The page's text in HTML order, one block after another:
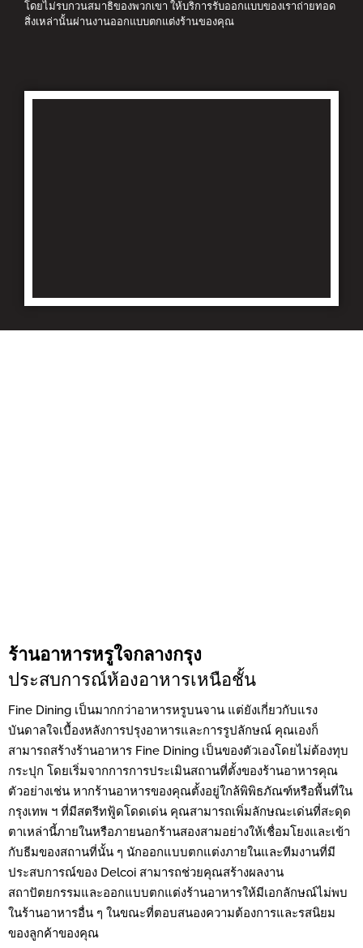
โดยไม่รบกวนสมาธิของพวกเขา ให้บริการรับออกแบบของเราถ่ายทอด
สิ่งเหล่านั้นผ่านงานออกแบบตกแต่งร้านของคุณ
ร้านอาหารหรูใจกลางกรุง
ประสบการณ์ห้องอาหารเหนือชั้น
Fine Dining เป็นมากกว่าอาหารหรูบนจาน แต่ยังเกี่ยวกับแรง
บันดาลใจเบื้องหลังการปรุงอาหารและการรูปลักษณ์ คุณเองก็
สามารถสร้างร้านอาหาร Fine Dining เป็นของตัวเองโดยไม่ต้องทุบ
กระปุก โดยเริ่มจากการการประเมินสถานที่ตั้งของร้านอาหารคุณ
ตัวอย่างเช่น หากร้านอาหารของคุณตั้งอยู่ใกล้พิพิธภัณฑ์หรือพื้นที่ใน
กรุงเทพ ฯ ที่มีสตรีทฟู้ดโดดเด่น คุณสามารถเพิ่มลักษณะเด่นที่สะดุด
ตาเหล่านี้ภายในหรือภายนอกร้านสองสามอย่างให้เชื่อมโยงและเข้า
กับธีมของสถานที่นั้น ๆ นักออกแบบตกแต่งภายในและทีมงานที่มี
ประสบการณ์ของ Delcoi สามารถช่วยคุณสร้างผลงาน
สถาปัตยกรรมและออกแบบตกแต่งร้านอาหารให้มีเอกลักษณ์ไม่พบ
ในร้านอาหารอื่น ๆ ในขณะที่ตอบสนองความต้องการและรสนิยม
ของลูกค้าของคุณ